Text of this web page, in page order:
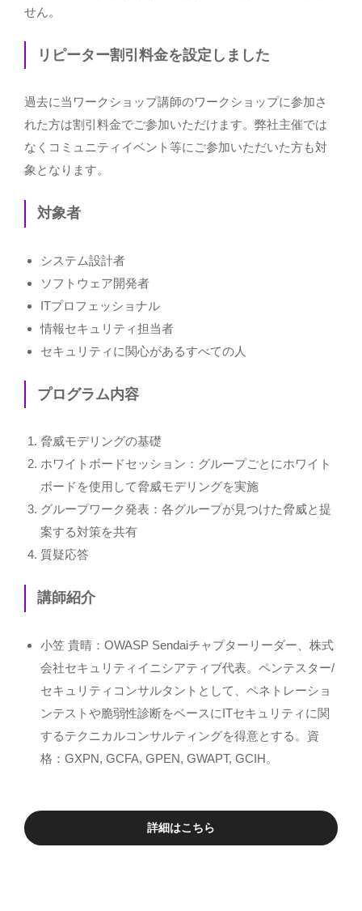
せん。
リピーター割引料金を設定しました
過去に当ワークショップ講師のワークショップに参加さ
れた方は割引料金でご参加いただけます。弊社主催では
なくコミュニティイベント等にご参加いただいた方も対
象となります。
対象者
システム設計者
ソフトウェア開発者
ITプロフェッショナル
情報セキュリティ担当者
セキュリティに関心があるすべての人
プログラム内容
脅威モデリングの基礎
ホワイトボードセッション：グループごとにホワイト
ボードを使用して脅威モデリングを実施
グループワーク発表：各グループが見つけた脅威と提
案する対策を共有
質疑応答
講師紹介
小笠 貴晴：OWASP Sendaiチャプターリーダー、株式
会社セキュリティイニシアティブ代表。ペンテスター/
セキュリティコンサルタントとして、ペネトレーショ
ンテストや脆弱性診断をベースにITセキュリティに関
するテクニカルコンサルティングを得意とする。資
格：GXPN, GCFA, GPEN, GWAPT, GCIH。
詳細はこちら